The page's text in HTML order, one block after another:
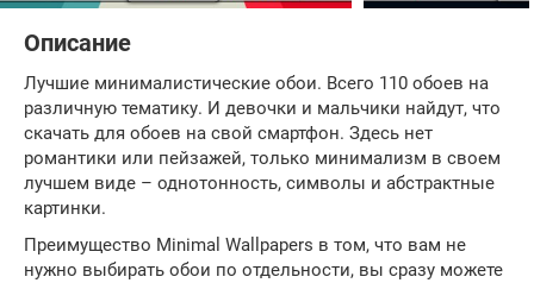
Описание
Лучшие минималистические обои. Всего 110 обоев на
различную тематику. И девочки и мальчики найдут, что
скачать для обоев на свой смартфон. Здесь нет
романтики или пейзажей, только минимализм в своем
лучшем виде – однотонность, символы и абстрактные
картинки.
Преимущество Minimal Wallpapers в том, что вам не
нужно выбирать обои по отдельности, вы сразу можете